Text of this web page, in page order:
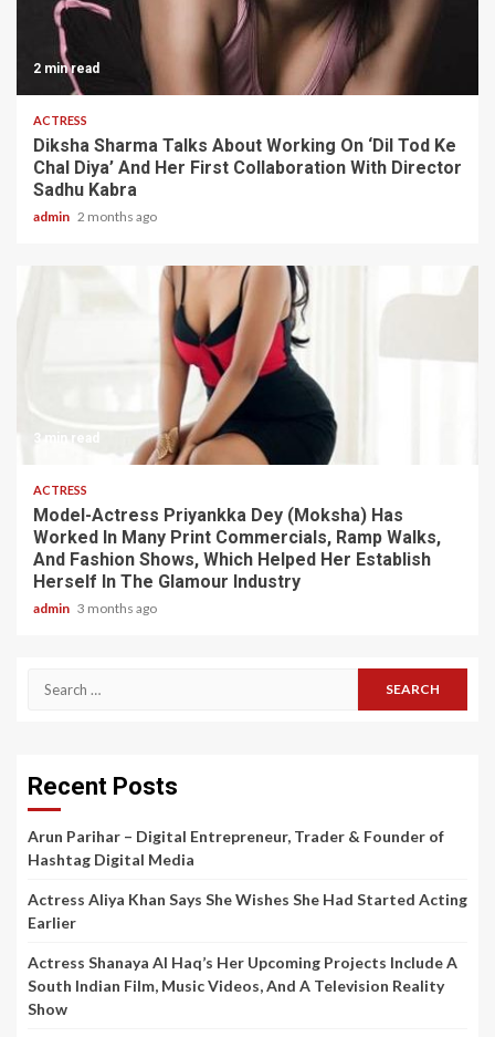
2 min read
ACTRESS
Diksha Sharma Talks About Working On ‘Dil Tod Ke
Chal Diya’ And Her First Collaboration With Director
Sadhu Kabra
admin 2 months ago
3 min read
ACTRESS
Model-Actress Priyankka Dey (Moksha) Has
Worked In Many Print Commercials, Ramp Walks,
And Fashion Shows, Which Helped Her Establish
Herself In The Glamour Industry
admin 3 months ago
Search
Recent Posts
Arun Parihar – Digital Entrepreneur, Trader & Founder of
Hashtag Digital Media
Actress Aliya Khan Says She Wishes She Had Started Acting
Earlier
Actress Shanaya Al Haq’s Her Upcoming Projects Include A
South Indian Film, Music Videos, And A Television Reality
Show